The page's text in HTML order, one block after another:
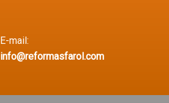
E-mail:
info@reformasfarol.com